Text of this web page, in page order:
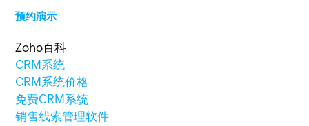
预约演示
Zoho百科
CRM系统
CRM系统价格
免费CRM系统
销售线索管理软件